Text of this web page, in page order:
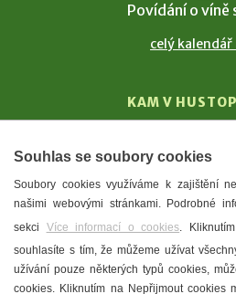
Povídání o víně
celý kalendář
KAM V
T. G.
Ubytování
Městské
Souhlas se soubory cookies
Soubory cookies využíváme k zajištění
našimi webovými stránkami. Podrobné
sekci Více informací o cookies.
souhlasíte s tím, že můžeme užívat
užívání pouze některých typů cookies,
cookies. Kliknutím na Nepřijmout cookies